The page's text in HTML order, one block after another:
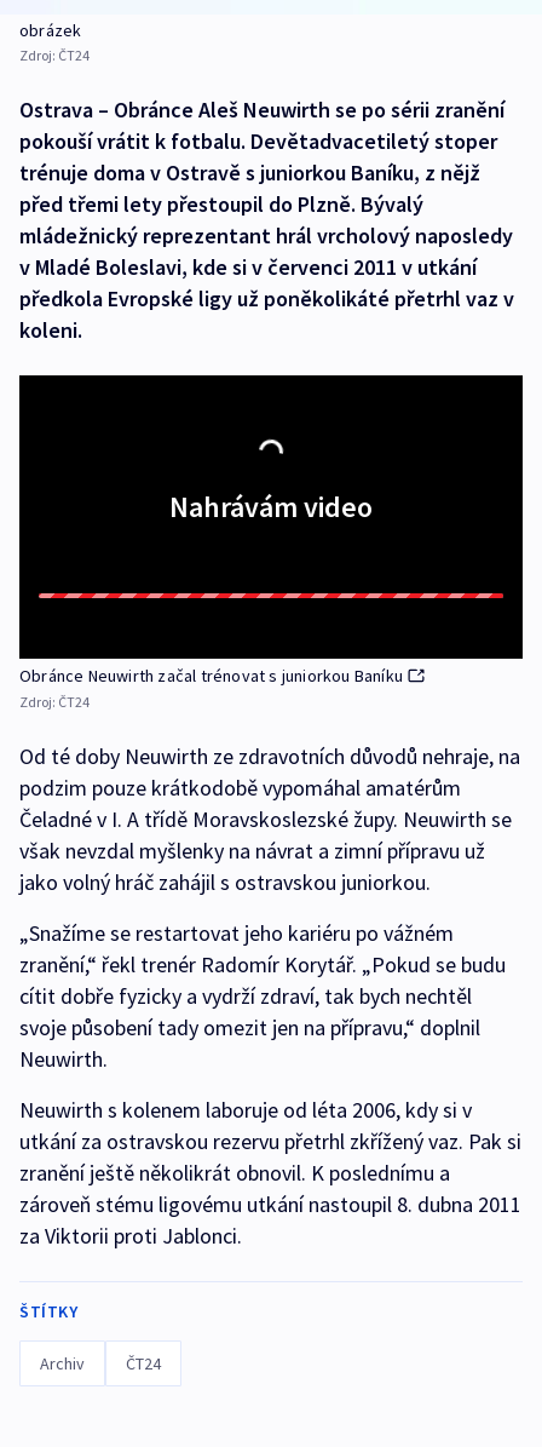
obrázek
Zdroj: ČT24
Ostrava – Obránce Aleš Neuwirth se po sérii zranění
pokouší vrátit k fotbalu. Devětadvacetiletý stoper
trénuje doma v Ostravě s juniorkou Baníku, z nějž
před třemi lety přestoupil do Plzně. Bývalý
mládežnický reprezentant hrál vrcholový naposledy
v Mladé Boleslavi, kde si v červenci 2011 v utkání
předkola Evropské ligy už poněkolikáté přetrhl vaz v
koleni.
Nahrávám video
Obránce Neuwirth začal trénovat s juniorkou Baníku
Zdroj: ČT24
Od té doby Neuwirth ze zdravotních důvodů nehraje, na
podzim pouze krátkodobě vypomáhal amatérům
Čeladné v I. A třídě Moravskoslezské župy. Neuwirth se
však nevzdal myšlenky na návrat a zimní přípravu už
jako volný hráč zahájil s ostravskou juniorkou.
„Snažíme se restartovat jeho kariéru po vážném
zranění,“ řekl trenér Radomír Korytář. „Pokud se budu
cítit dobře fyzicky a vydrží zdraví, tak bych nechtěl
svoje působení tady omezit jen na přípravu,“ doplnil
Neuwirth.
Neuwirth s kolenem laboruje od léta 2006, kdy si v
utkání za ostravskou rezervu přetrhl zkřížený vaz. Pak si
zranění ještě několikrát obnovil. K poslednímu a
zároveň stému ligovému utkání nastoupil 8. dubna 2011
za Viktorii proti Jablonci.
ŠTÍTKY
Archiv ČT24